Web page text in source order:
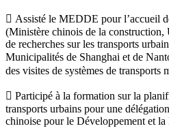
 Assisté le MEDDE pour l’accueil
(Ministère chinois de la construction,
de recherches sur les transports
Municipalités de Shanghai et de
des visites de systèmes de transports
 Participé à la formation sur la
transports urbains pour une
chinoise pour le Développement et la